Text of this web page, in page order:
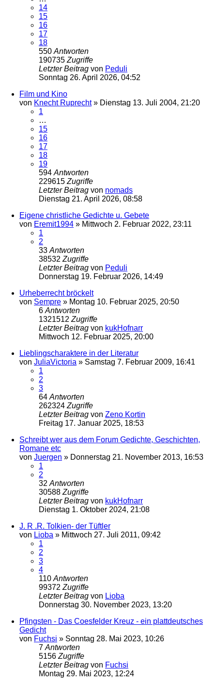
14
15
16
17
18
550 Antworten
190735 Zugriffe
Letzter Beitrag von Peduli
Sonntag 26. April 2026, 04:52
Film und Kino
von Knecht Ruprecht» Dienstag 13. Juli 2004, 21:20
1
…
15
16
17
18
19
594 Antworten
229615 Zugriffe
Letzter Beitrag von nomads
Dienstag 21. April 2026, 08:58
Eigene christliche Gedichte u. Gebete
von Eremit1994 » Mittwoch 2. Februar 2022, 23:11
1
2
33 Antworten
38532 Zugriffe
Letzter Beitrag von Peduli
Donnerstag 19. Februar 2026, 14:49
Urheberrecht bröckelt
von Sempre » Montag 10. Februar 2025, 20:50
6 Antworten
1321512 Zugriffe
Letzter Beitrag von kukHofnarr
Mittwoch 12. Februar 2025, 20:00
Lieblingscharaktere in der Literatur
von JuliaVictoria » Samstag 7. Februar 2009, 16:41
1
2
3
64 Antworten
262324 Zugriffe
Letzter Beitrag von Zeno Kortin
Freitag 17. Januar 2025, 18:53
Schreibt wer aus dem Forum Gedichte, Geschichten,
Romane etc
von Juergen » Donnerstag 21. November 2013, 16:53
1
2
32 Antworten
30588 Zugriffe
Letzter Beitrag von kukHofnarr
Dienstag 1. Oktober 2024, 21:08
J. R .R. Tolkien- der Tüftler
von Lioba » Mittwoch 27. Juli 2011, 09:42
1
2
3
4
110 Antworten
99372 Zugriffe
Letzter Beitrag von Lioba
Donnerstag 30. November 2023, 13:20
Pfingsten - Das Coesfelder Kreuz - ein plattdeutsches
Gedicht
von Fuchsi » Sonntag 28. Mai 2023, 10:26
7 Antworten
5156 Zugriffe
Letzter Beitrag von Fuchsi
Montag 29. Mai 2023, 12:24